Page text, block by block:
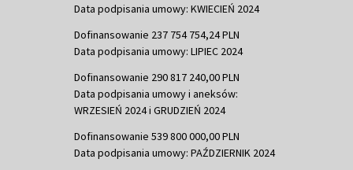
Data podpisania umowy: KWIECIEŃ 2024
Dofinansowanie 237 754 754,24 PLN
Data podpisania umowy: LIPIEC 2024
Dofinansowanie 290 817 240,00 PLN
Data podpisania umowy i aneksów:
WRZESIEŃ 2024 i GRUDZIEŃ 2024
Dofinansowanie 539 800 000,00 PLN
Data podpisania umowy: PAŹDZIERNIK 2024